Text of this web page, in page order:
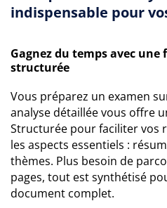
indispensable pour
Gagnez du temps avec une
structurée
Vous préparez un examen
analyse détaillée vous offre
Structurée pour faciliter vos
les aspects essentiels :
thèmes. Plus besoin de
pages, tout est synthétisé
document complet.